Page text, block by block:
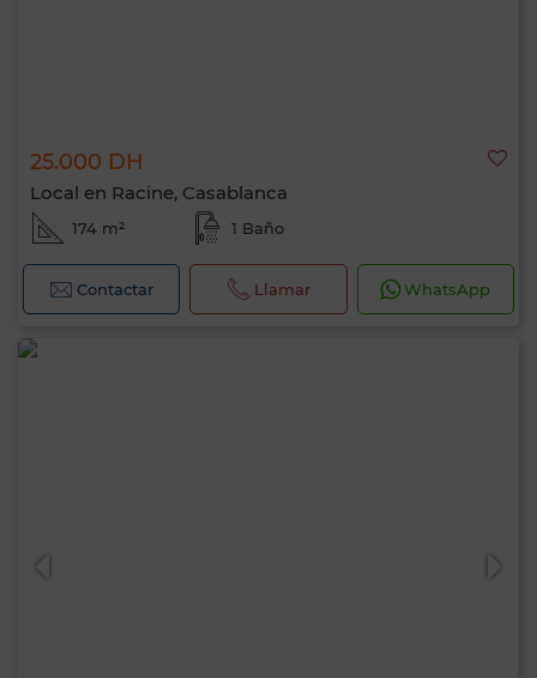
25.000 DH
Local en Racine, Casablanca
174 m² 1 Baño
Contactar Llamar WhatsApp